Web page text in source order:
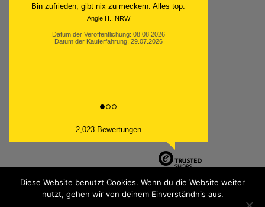
Schnell. Zuverlässig. Klasse.
Datum der Veröffentlichung: 05.08.2026
Datum der Kauferfahrung: 29.07.2026
2,023 Bewertungen
Diese Website benutzt Cookies. Wenn du die Website weiter
nutzt, gehen wir von deinem Einverständnis aus.